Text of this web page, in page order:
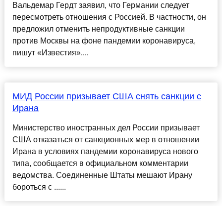
Вальдемар Гердт заявил, что Германии следует
пересмотреть отношения с Россией. В частности, он
предложил отменить непродуктивные санкции
против Москвы на фоне пандемии коронавируса,
пишут «Известия»....
МИД России призывает США снять санкции с
Ирана
Министерство иностранных дел России призывает
США отказаться от санкционных мер в отношении
Ирана в условиях пандемии коронавируса нового
типа, сообщается в официальном комментарии
ведомства. Соединенные Штаты мешают Ирану
бороться с ......